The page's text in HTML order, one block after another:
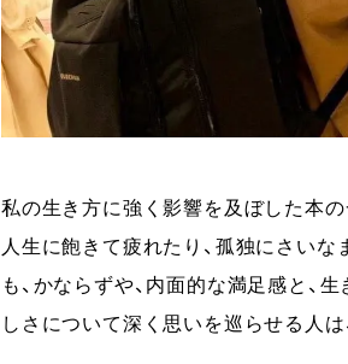
私の生き方に強く影響を及ぼした本の
人生に飽きて疲れたり、孤独にさい
も、かならずや、内面的な満足感と
しさについて深く思いを巡らせる人